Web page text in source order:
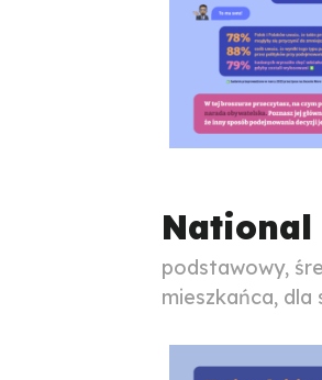
podstawowy,
mieszkańca, dla